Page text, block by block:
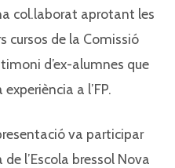
col.laborat aprotant les
cursos de la Comissió
d’ex-alumnes que
a l’FP.
va participar
l’Escola bressol Nova